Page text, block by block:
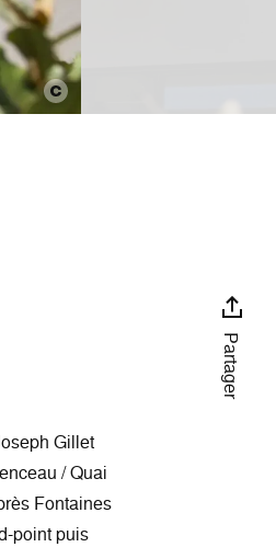
Partager
Gillet
/ Quai
Fontaines
point puis